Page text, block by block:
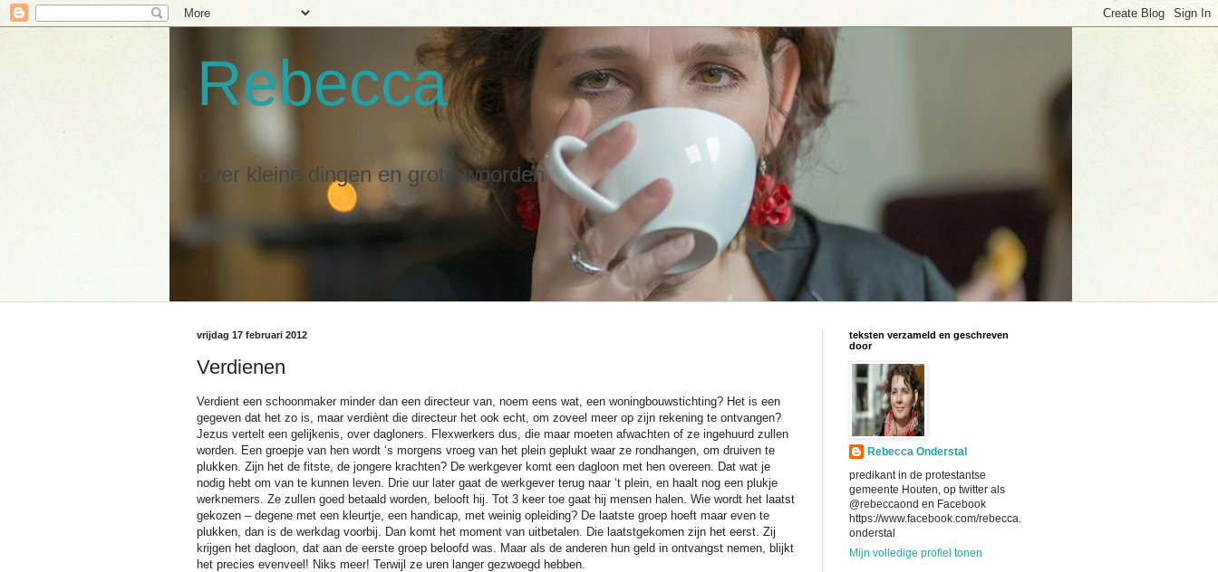
Rebecca
over kleine dingen en grote woorden
vrijdag 17 februari 2012
Verdienen
Verdient een schoonmaker minder dan een directeur van, noem eens wat, een woningbouwstichting? Het is een
gegeven dat het zo is, maar verdiènt die directeur het ook echt, om zoveel meer op zijn rekening te ontvangen?
Jezus vertelt een gelijkenis, over dagloners. Flexwerkers dus, die maar moeten afwachten of ze ingehuurd zullen
worden. Een groepje van hen wordt ‘s morgens vroeg van het plein geplukt waar ze rondhangen, om druiven te
plukken. Zijn het de fitste, de jongere krachten? De werkgever komt een dagloon met hen overeen. Dat wat je
nodig hebt om van te kunnen leven. Drie uur later gaat de werkgever terug naar ‘t plein, en haalt nog een plukje
werknemers. Ze zullen goed betaald worden, belooft hij. Tot 3 keer toe gaat hij mensen halen. Wie wordt het laatst
gekozen – degene met een kleurtje, een handicap, met weinig opleiding? De laatste groep hoeft maar even te
plukken, dan is de werkdag voorbij. Dan komt het moment van uitbetalen. Die laatstgekomen zijn het eerst. Zij
krijgen het dagloon, dat aan de eerste groep beloofd was. Maar als de anderen hun geld in ontvangst nemen, blijkt
het precies evenveel! Niks meer! Terwijl ze uren langer gezwoegd hebben.
teksten verzameld en geschreven
door
Rebecca Onderstal
predikant in de protestantse
gemeente Houten, op twitter als
@rebeccaond en Facebook
https://www.facebook.com/rebecca.
onderstal
Mijn volledige profiel tonen